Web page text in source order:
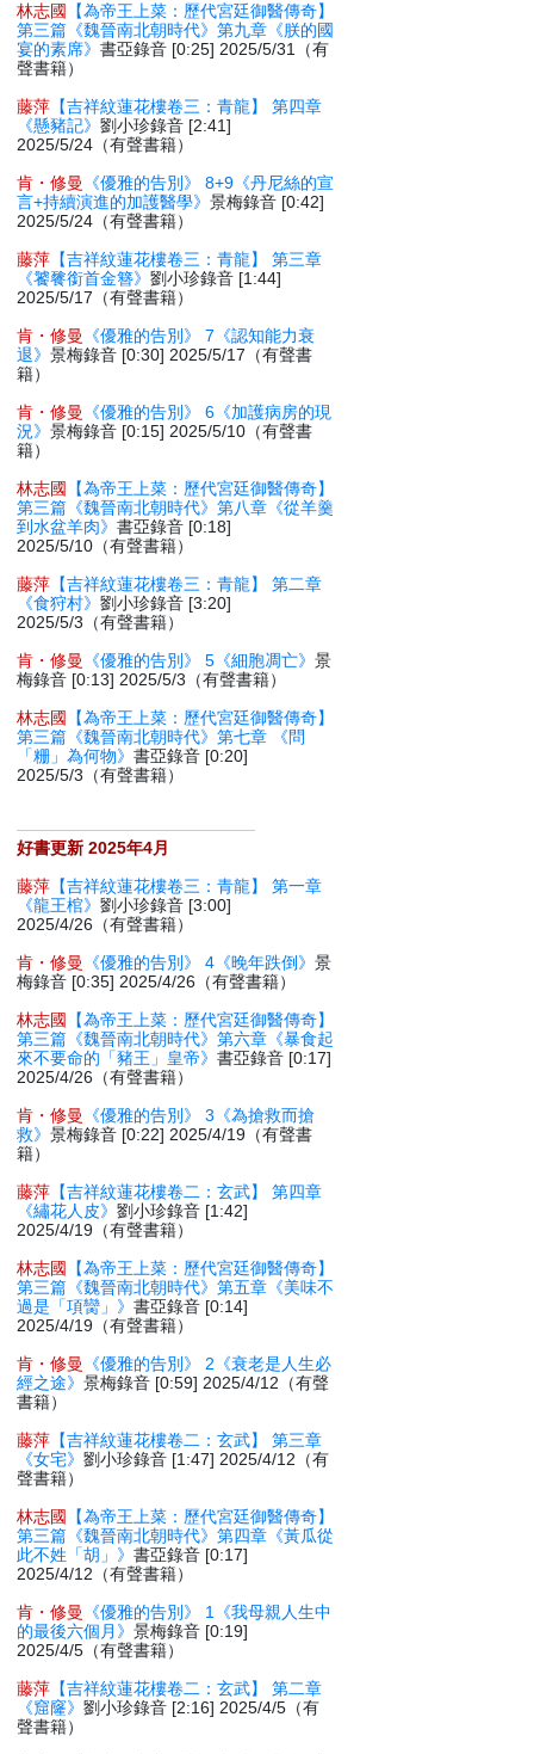
林志國
【為帝王上菜：歷代宮廷御醫傳奇】
第三篇《魏晉南北朝時代》第九章《朕的國
宴的素席》書亞錄音 [0:25] 2025/5/31（有
聲書籍）
藤萍 【吉祥紋蓮花樓卷三：青龍】 第四章
《懸豬記》劉小珍錄音 [2:41]
2025/5/24（有聲書籍）
肯・修曼
《優雅的告別》 8+9《丹尼絲的宣
言+持續演進的加護醫學》景梅錄音 [0:42]
2025/5/24（有聲書籍）
藤萍 【吉祥紋蓮花樓卷三：青龍】 第三章
《饕餮銜首金簪》劉小珍錄音 [1:44]
2025/5/17（有聲書籍）
肯・修曼
《優雅的告別》 7《認知能力衰
退》景梅錄音 [0:30] 2025/5/17（有聲書
籍）
肯・修曼
《優雅的告別》 6《加護病房的現
況》景梅錄音 [0:15] 2025/5/10（有聲書
籍）
林志國
【為帝王上菜：歷代宮廷御醫傳奇】
第三篇《魏晉南北朝時代》第八章《從羊羹
到水盆羊肉》書亞錄音 [0:18]
2025/5/10（有聲書籍）
藤萍 【吉祥紋蓮花樓卷三：青龍】 第二章
《食狩村》劉小珍錄音 [3:20]
2025/5/3（有聲書籍）
肯・修曼
《優雅的告別》 5《細胞凋亡》景
梅錄音 [0:13] 2025/5/3（有聲書籍）
林志國
【為帝王上菜：歷代宮廷御醫傳奇】
第三篇《魏晉南北朝時代》第七章 《問
「粣」為何物》書亞錄音 [0:20]
2025/5/3（有聲書籍）
好書更新 2025年4月
藤萍 【吉祥紋蓮花樓卷三：青龍】 第一章
《龍王棺》劉小珍錄音 [3:00]
2025/4/26（有聲書籍）
肯・修曼
《優雅的告別》 4《晚年跌倒》景
梅錄音 [0:35] 2025/4/26（有聲書籍）
林志國
【為帝王上菜：歷代宮廷御醫傳奇】
第三篇《魏晉南北朝時代》第六章《暴食起
來不要命的「豬王」皇帝》書亞錄音 [0:17]
2025/4/26（有聲書籍）
肯・修曼
《優雅的告別》 3《為搶救而搶
救》景梅錄音 [0:22] 2025/4/19（有聲書
籍）
藤萍 【吉祥紋蓮花樓卷二：玄武】 第四章
《繡花人皮》劉小珍錄音 [1:42]
2025/4/19（有聲書籍）
林志國
【為帝王上菜：歷代宮廷御醫傳奇】
第三篇《魏晉南北朝時代》第五章《美味不
過是「項臠」》書亞錄音 [0:14]
2025/4/19（有聲書籍）
肯・修曼
《優雅的告別》 2《衰老是人生必
經之途》景梅錄音 [0:59] 2025/4/12（有聲
書籍）
藤萍 【吉祥紋蓮花樓卷二：玄武】 第三章
《女宅》劉小珍錄音 [1:47] 2025/4/12（有
聲書籍）
林志國
【為帝王上菜：歷代宮廷御醫傳奇】
第三篇《魏晉南北朝時代》第四章《黃瓜從
此不姓「胡」》書亞錄音 [0:17]
2025/4/12（有聲書籍）
肯・修曼
《優雅的告別》 1《我母親人生中
的最後六個月》景梅錄音 [0:19]
2025/4/5（有聲書籍）
藤萍 【吉祥紋蓮花樓卷二：玄武】 第二章
《窟窿》劉小珍錄音 [2:16] 2025/4/5（有
聲書籍）